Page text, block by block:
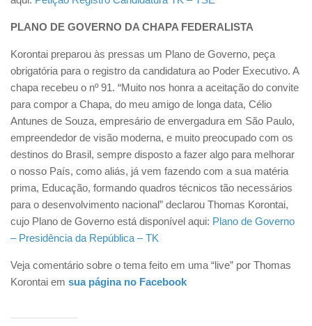
PLANO DE GOVERNO DA CHAPA FEDERALISTA
Korontai preparou às pressas um Plano de Governo, peça
obrigatória para o registro da candidatura ao Poder Executivo. A
chapa recebeu o nº 91. “Muito nos honra a aceitação do convite
para compor a Chapa, do meu amigo de longa data, Célio
Antunes de Souza, empresário de envergadura em São Paulo,
empreendedor de visão moderna, e muito preocupado com os
destinos do Brasil, sempre disposto a fazer algo para melhorar
o nosso País, como aliás, já vem fazendo com a sua matéria
prima, Educação, formando quadros técnicos tão necessários
para o desenvolvimento nacional” declarou Thomas Korontai,
cujo Plano de Governo está disponível aqui: Plano de Governo
– Presidência da República – TK
Veja comentário sobre o tema feito em uma “live” por Thomas
Korontai em sua página no Facebook